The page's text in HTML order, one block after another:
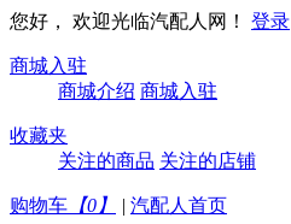
您好， 欢迎光临汽配人网！ 登录
商城入驻
商城介绍 商城入驻
收藏夹
关注的商品 关注的店铺
购物车 【0 】 | 汽配人首页